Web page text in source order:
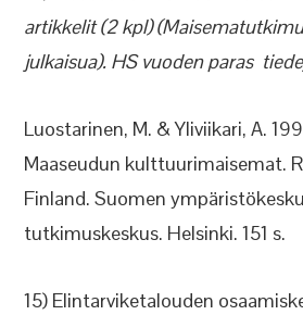
artikkelit (2 kpl)
julkaisua). HS vuoden paras
Luostarinen, M. & Yliviikari, A.
Maaseudun kulttuurimaisemat.
Finland. Suomen
tutkimuskeskus. Helsinki. 151 s.
15) Elintarviketalouden